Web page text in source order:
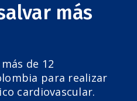
más
de 12
para realizar
cardiovascular.